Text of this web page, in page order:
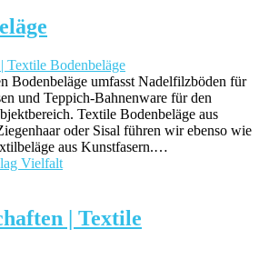
Bodenbeläge umfasst Nadelfilzböden für
und Teppich-Bahnenware für den
Textile Bodenbeläge aus
oder Sisal führen wir ebenso wie
aus Kunstfasern.…
Vielfalt
| Textile